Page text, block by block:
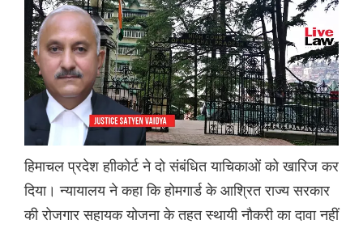
हिमाचल प्रदेश हाीकोर्ट ने दो संबंधित याचिकाओं को खारिज कर
दिया। न्यायालय ने कहा कि होमगार्ड के आश्रित राज्य सरकार
की रोजगार सहायक योजना के तहत स्थायी नौकरी का दावा नहीं